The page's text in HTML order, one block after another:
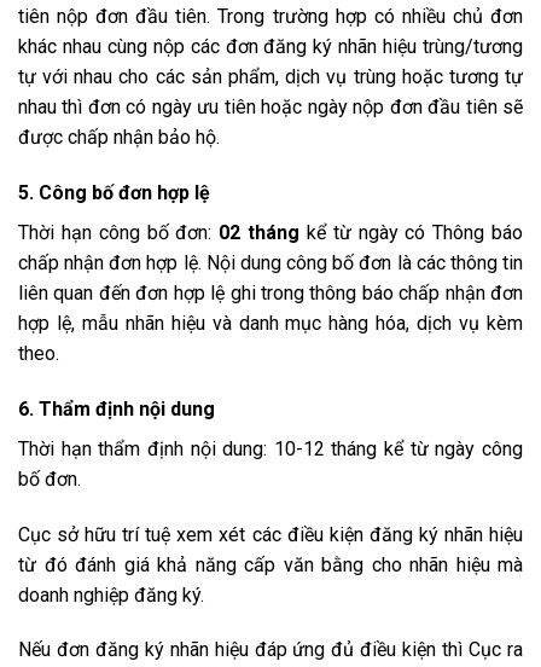
tiên nộp đơn đầu tiên. Trong trường hợp có nhiều chủ đơn
khác nhau cùng nộp các đơn đăng ký nhãn hiệu trùng/tương
tự với nhau cho các sản phẩm, dịch vụ trùng hoặc tương tự
nhau thì đơn có ngày ưu tiên hoặc ngày nộp đơn đầu tiên sẽ
được chấp nhận bảo hộ.
5. Công bố đơn hợp lệ
Thời hạn công bố đơn: 02 tháng kể từ ngày có Thông báo
chấp nhận đơn hợp lệ. Nội dung công bố đơn là các thông tin
liên quan đến đơn hợp lệ ghi trong thông báo chấp nhận đơn
hợp lệ, mẫu nhãn hiệu và danh mục hàng hóa, dịch vụ kèm
theo.
6. Thẩm định nội dung
Thời hạn thẩm định nội dung: 10-12 tháng kể từ ngày công
bố đơn.
Cục sở hữu trí tuệ xem xét các điều kiện đăng ký nhãn hiệu
từ đó đánh giá khả năng cấp văn bằng cho nhãn hiệu mà
doanh nghiệp đăng ký.
Nếu đơn đăng ký nhãn hiệu đáp ứng đủ điều kiện thì Cục ra